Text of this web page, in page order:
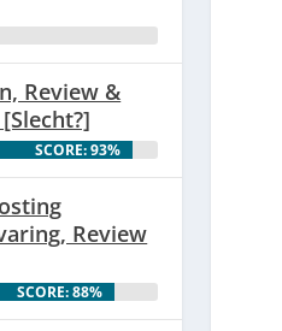
Review &
SCORE: 93%
Review
SCORE: 88%